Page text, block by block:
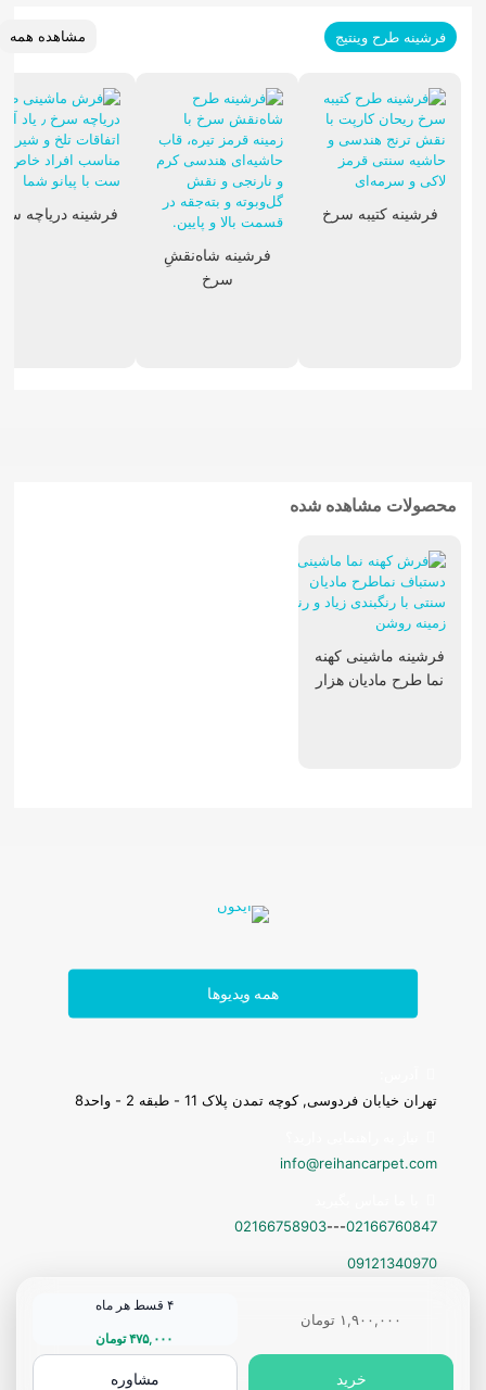
۱,۹۰۰,۰۰۰ تومان
۴ قسط هر ماه
۴۷۵,۰۰۰ تومان
خرید مشاوره
فرشینه طرح وینتیج مشاهده همه
فرشینه کتیبه سرخ
فرشینه شاه‌نقشِ
سرخ
فرشینه دریاچه
محصولات مشاهده شده
فرشینه ماشینی کهنه
نما طرح مادیان هزار
همه ویدیوها
تهران خیابان فردوسی, کوچه تمدن پلاک 11 - طبقه 2 - واحد8
info@reihancarpet.com
02166760847
---
02166758903
09121340970
تابلوفرش فرانسوی